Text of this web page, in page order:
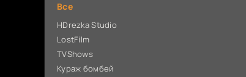
Все
HDrezka Studio
LostFilm
TVShows
Кураж бомбей